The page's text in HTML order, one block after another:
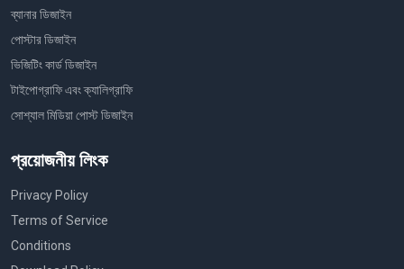
ব্যানার ডিজাইন
পোস্টার ডিজাইন
ভিজিটিং কার্ড ডিজাইন
টাইপোগ্রাফি এবং ক্যালিগ্রাফি
সোশ্যাল মিডিয়া পোস্ট ডিজাইন
প্রয়োজনীয় লিংক
Privacy Policy
Terms of Service
Conditions